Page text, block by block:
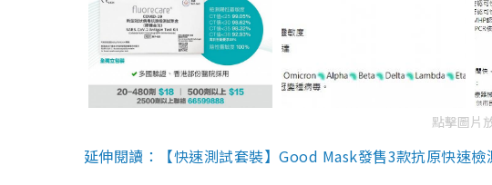
點擊圖片
延伸閱讀：【快速測試套裝】Good Mask發售3款抗原快速